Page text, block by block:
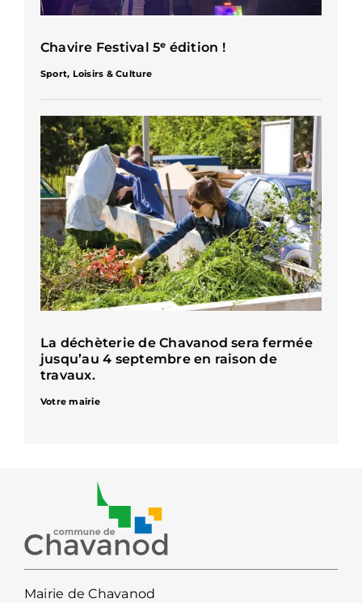
Chavire Festival 5ᵉ édition !
Sport, Loisirs & Culture
La déchèterie de Chavanod sera fermée
jusqu’au 4 septembre en raison de
travaux.
Votre mairie
Mairie de Chavanod